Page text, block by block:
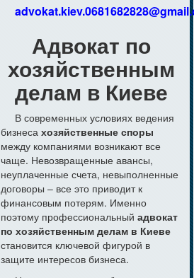
Адвокат по
хозяйственным
делам в Киеве
В современных условиях ведения
бизнеса хозяйственные споры
между компаниями возникают все
чаще. Невозвращенные авансы,
неуплаченные счета, невыполненные
договоры – все это приводит к
финансовым потерям. Именно
поэтому профессиональный адвокат
по хозяйственным делам в Киеве
становится ключевой фигурой в
защите интересов бизнеса.